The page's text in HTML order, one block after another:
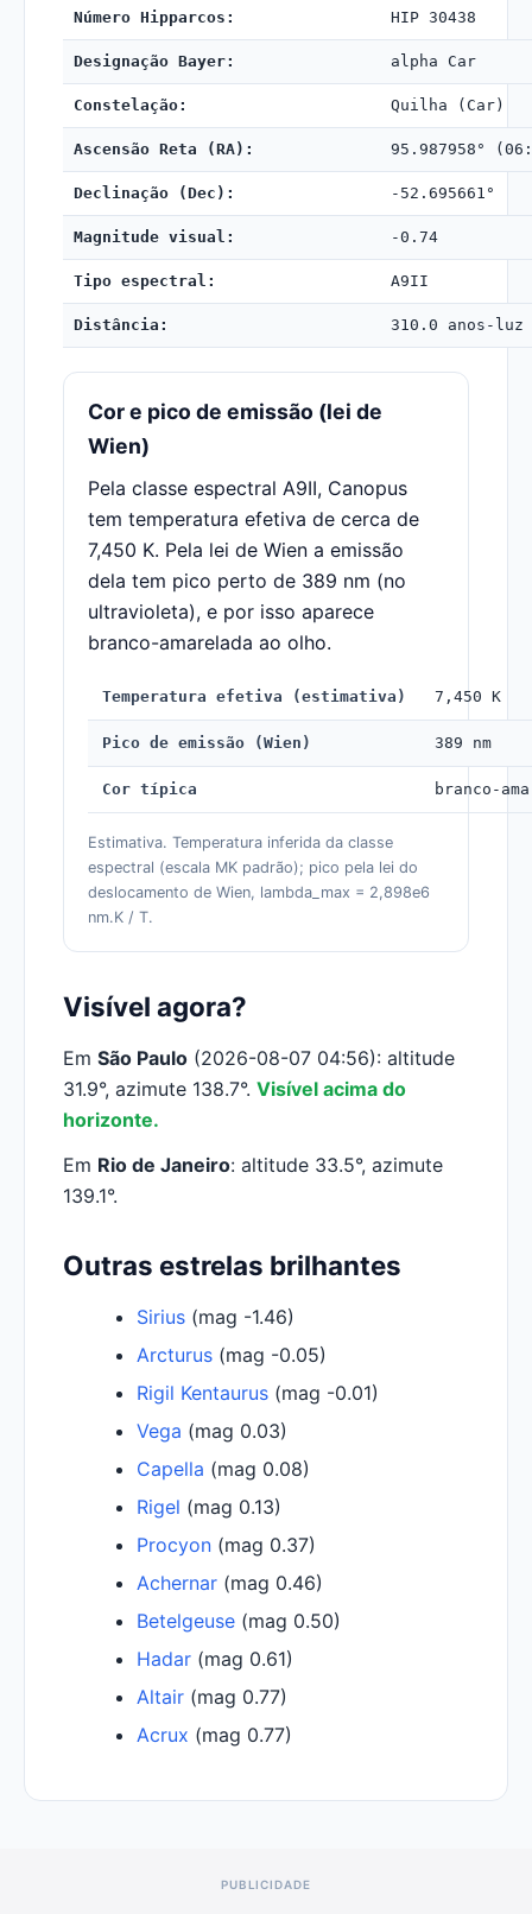
Número Hipparcos: HIP 30438
Designação Bayer: alpha Car
Constelação: Quilha (Car)
Ascensão Reta (RA): 95.987958°
Declinação (Dec): -52.695661°
Magnitude visual: -0.74
Tipo espectral: A9II
Distância: 310.0 anos-luz
Cor e pico de emissão (lei de
Wien)
Pela classe espectral A9II, Canopus
tem temperatura efetiva de cerca de
7,450 K. Pela lei de Wien a emissão
dela tem pico perto de 389 nm (no
ultravioleta), e por isso aparece
branco-amarelada ao olho.
Temperatura efetiva (estimativa) 7,450 K
Pico de emissão (Wien) 389 nm
Cor típica branco-
Estimativa. Temperatura inferida da classe
espectral (escala MK padrão); pico pela lei do
deslocamento de Wien, lambda_max = 2,898e6
nm.K / T.
Visível agora?
Em São Paulo (2026-08-07 04:56): altitude
31.9°, azimute 138.7°. Visível acima do
horizonte.
Em Rio de Janeiro: altitude 33.5°, azimute
139.1°.
Outras estrelas brilhantes
Sirius (mag -1.46)
Arcturus (mag -0.05)
Rigil Kentaurus (mag -0.01)
Vega (mag 0.03)
Capella (mag 0.08)
Rigel (mag 0.13)
Procyon (mag 0.37)
Achernar (mag 0.46)
Betelgeuse (mag 0.50)
Hadar (mag 0.61)
Altair (mag 0.77)
Acrux (mag 0.77)